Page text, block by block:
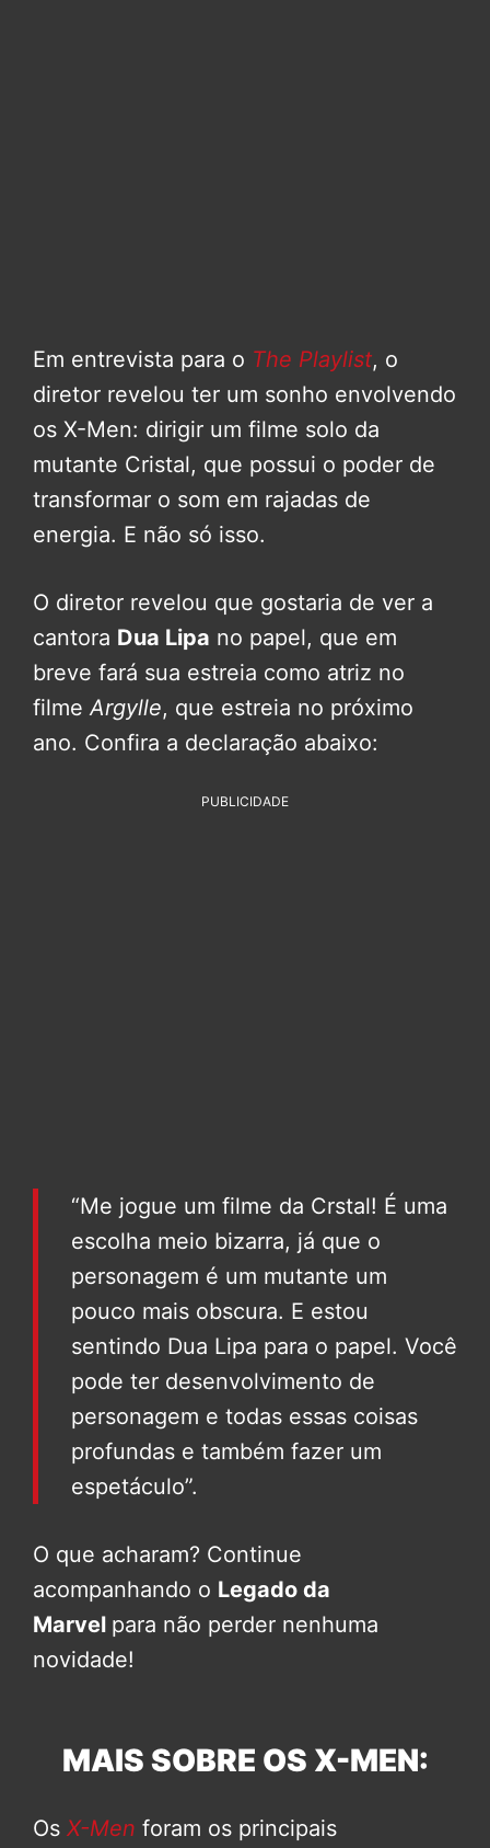
Em entrevista para o The Playlist, o
diretor revelou ter um sonho envolvendo
os X-Men: dirigir um filme solo da
mutante Cristal, que possui o poder de
transformar o som em rajadas de
energia. E não só isso.
O diretor revelou que gostaria de ver a
cantora Dua Lipa no papel, que em
breve fará sua estreia como atriz no
filmeArgylle, que estreia no próximo
ano. Confira a declaração abaixo:
PUBLICIDADE
“Me jogue um filme da Crstal! É uma
escolha meio bizarra, já que o
personagem é um mutante um
pouco mais obscura. E estou
sentindo Dua Lipa para o papel. Você
pode ter desenvolvimento de
personagem e todas essas coisas
profundas e também fazer um
espetáculo”.
O que acharam? Continue
acompanhando o Legado da
Marvel para não perder nenhuma
novidade!
MAIS SOBRE OS X-MEN:
Os X-Men foram os principais